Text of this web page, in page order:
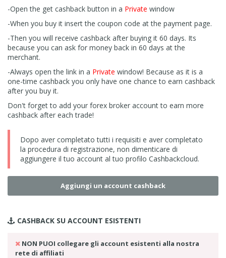
-Open the get cashback button in a Private window
-When you buy it insert the coupon code at the payment page.
-Then you will receive cashback after buying it 60 days. Its
because you can ask for money back in 60 days at the
merchant.
-Always open the link in a Private window! Because as it is a
one-time cashback you only have one chance to earn cashback
after you buy it.
Don't forget to add your forex broker account to earn more
cashback after each trade!
Dopo aver completato tutti i requisiti e aver completato
la procedura di registrazione, non dimenticare di
aggiungere il tuo account al tuo profilo Cashbackcloud.
Aggiungi un account cashback
CASHBACK SU ACCOUNT ESISTENTI
NON PUOI collegare gli account esistenti alla nostra
rete di affiliati